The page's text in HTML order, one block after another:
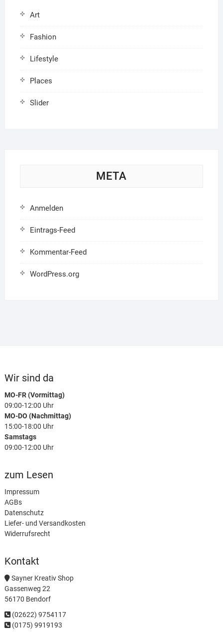
Art
Fashion
Lifestyle
Places
Slider
META
Anmelden
Eintrags-Feed
Kommentar-Feed
WordPress.org
Wir sind da
MO-FR (Vormittag)
09:00-12:00 Uhr
MO-DO (Nachmittag)
15:00-18:00 Uhr
Samstags
09:00-12:00 Uhr
zum Lesen
Impressum
AGBs
Datenschutz
Liefer- und Versandkosten
Widerrufsrecht
Kontakt
Sayner Kreativ Shop
Gassenweg 22
56170 Bendorf
(02622) 9754117
(0175) 9919193